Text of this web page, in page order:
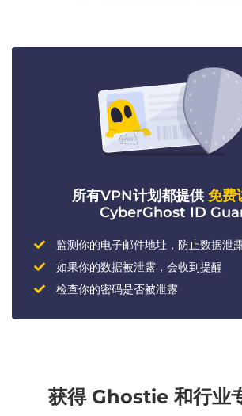
所有VPN计划都提供免费
CyberGhost ID
监测你的电子邮件地址，防止数据泄
如果你的数据被泄露，会收到提醒
检查你的密码是否被泄露
获得 Ghostie 和行业